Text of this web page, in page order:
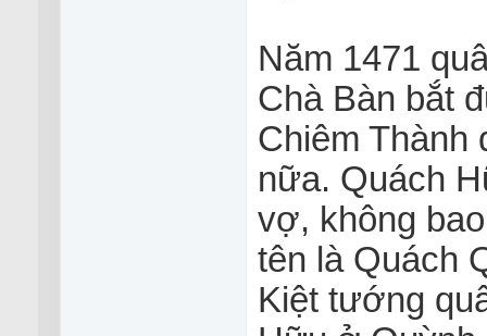
Năm 1471
Chà Bàn bắt
Chiêm Thành
nữa. Quách
vợ, không
tên là Quách
Kiệt tướng